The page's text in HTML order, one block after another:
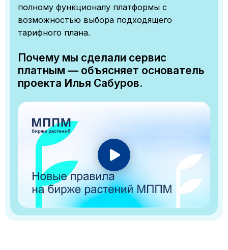
полному функционалу платформы с
возможностью выбора подходящего
тарифного плана.
Почему мы сделали сервис
платным — объясняет основатель
проекта Илья Сабуров.